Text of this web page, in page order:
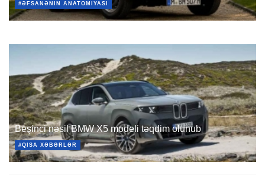
#ƏFSANƏNIN ANATOMIYASI
Beşinci nəsil BMW X5 modeli təqdim olunub
#QISA XƏBƏRLƏR